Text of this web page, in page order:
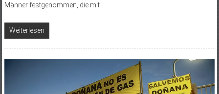
Männer festgenommen, die mit
Weiterlesen